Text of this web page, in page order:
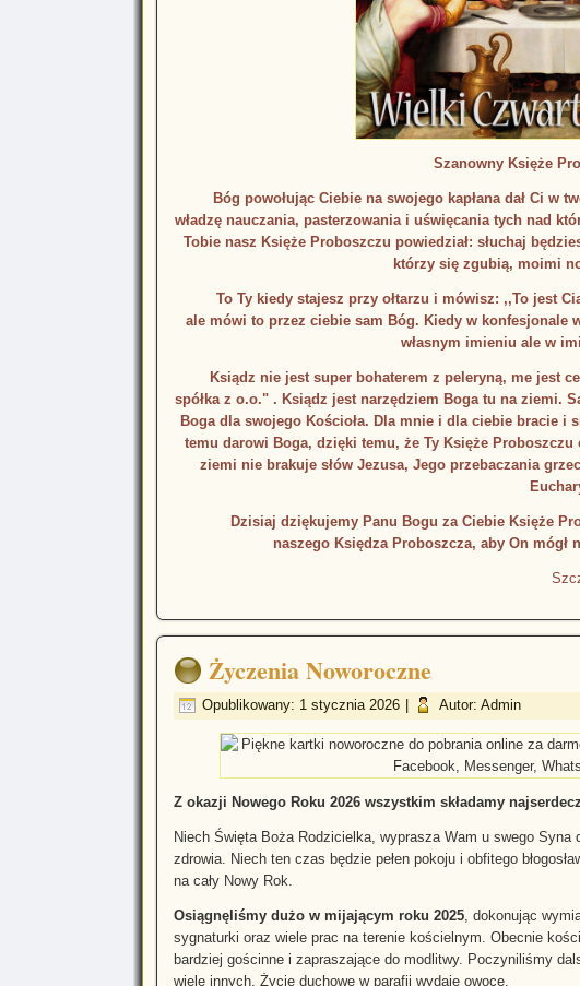
Szanowny Księże
Bóg powołując Ciebie na swojego kapłana dał Ci w
władzę nauczania, pasterzowania i uświęcania tych nad
Tobie nasz Księże Proboszczu powiedział: słuchaj
którzy się zgubią, moimi
To Ty kiedy stajesz przy ołtarzu i mówisz: ,,To jest
ale mówi to przez ciebie sam Bóg. Kiedy w konfesjonale
własnym imieniu ale w
Ksiądz nie jest super bohaterem z peleryną, me jest
spółka z o.o." . Ksiądz jest narzędziem Boga tu na ziemi.
Boga dla swojego Kościoła. Dla mnie i dla ciebie bracie i
temu darowi Boga, dzięki temu, że Ty Księże Proboszczu
ziemi nie brakuje słów Jezusa, Jego przebaczania
Dzisiaj dziękujemy Panu Bogu za Ciebie Księże
naszego Księdza Proboszcza, aby On
Szczęść
Życzenia Noworoczne
Opublikowany: 1 stycznia 2026 Autor: Admin
Z okazji Nowego Roku 2026 wszystkim składamy
Niech Święta Boża Rodzicielka, wyprasza Wam u swego Syna
zdrowia. Niech ten czas będzie pełen pokoju i obfitego
na cały Nowy Rok.
Osiągnęliśmy dużo w mijającym roku 2025, dokonując
sygnaturki oraz wiele prac na terenie kościelnym. Obecnie
bardziej gościnne i zapraszające do modlitwy. Poczyniliśmy
wiele innych. Życie duchowe w parafii wydaje owoce.